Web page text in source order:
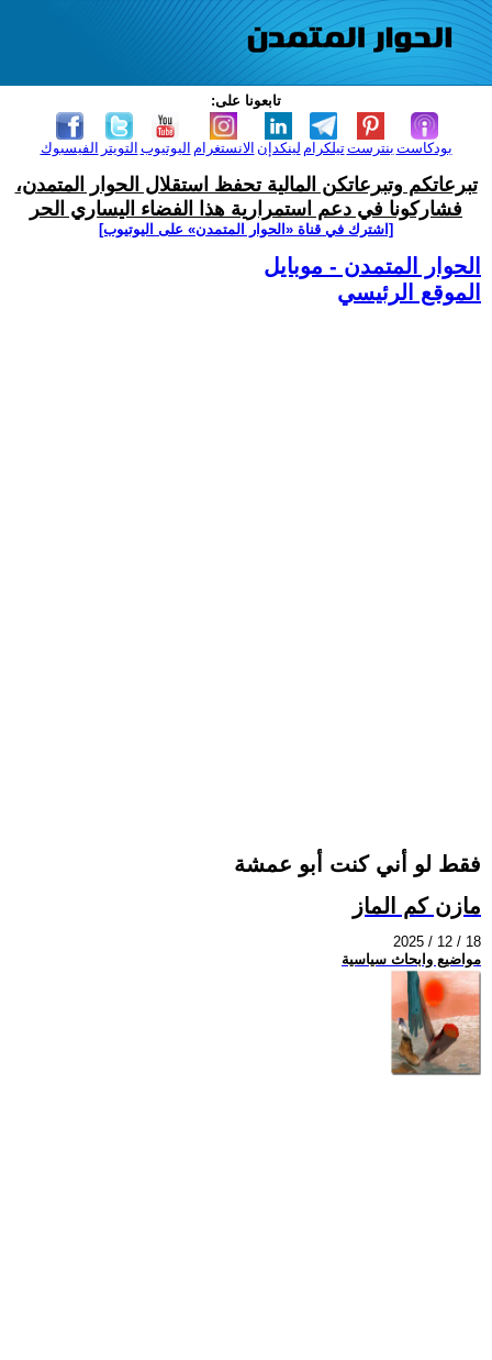
تابعونا على:
الفيسبوك التويتر اليوتيوب الانستغرام لينكدإن تيلكرامبنترست بودكاست
تبرعاتكم وتبرعاتكن المالية تحفظ استقلال الحوار المتمدن،
فشاركونا في دعم استمرارية هذا الفضاء اليساري الحر
[اشترك في قناة ‫«الحوار المتمدن» على اليوتيوب]
الحوار المتمدن - موبايل
الموقع الرئيسي
فقط لو أني كنت أبو عمشة
مازن كم الماز
2025 / 12 / 18
مواضيع وابحاث سياسية